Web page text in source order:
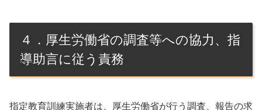
４．厚生労働省の調査等への協力、指
導助言に従う責務
指定教育訓練実施者は、厚生労働省が行う調査、報告の求